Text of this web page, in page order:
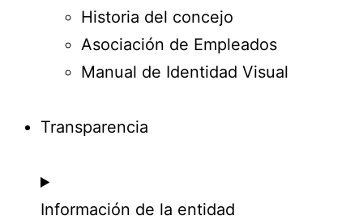
Historia del concejo
Asociación de Empleados
Manual de Identidad Visual
Transparencia
Información de la entidad